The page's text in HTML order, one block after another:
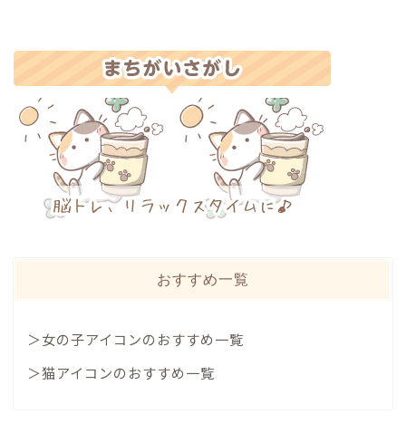
おすすめ一覧
＞女の子アイコンのおすすめ一覧
＞猫アイコンのおすすめ一覧